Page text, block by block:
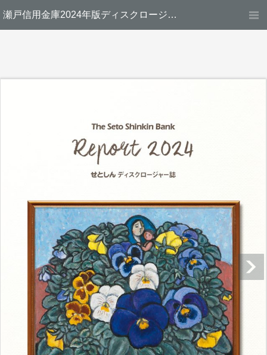
瀬戸信用金庫2024年版ディスクロージャー誌